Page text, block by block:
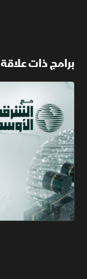
برامج ذات علاقة
مع الشرق الأوسط